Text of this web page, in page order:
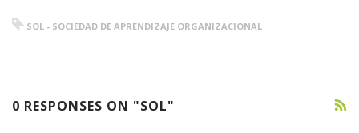
SOL - SOCIEDAD DE APRENDIZAJE ORGANIZACIONAL
0 RESPONSES ON "SOL"